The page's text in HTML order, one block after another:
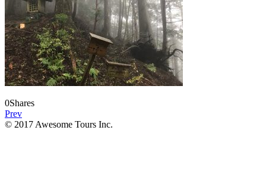
0Shares
Prev
© 2017 Awesome Tours Inc.